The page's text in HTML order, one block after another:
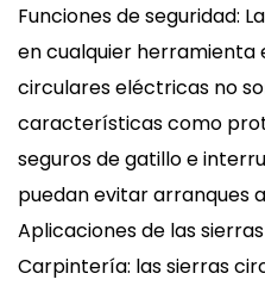
Funciones de seguridad:
en cualquier herramienta
circulares eléctricas no
características como
seguros de gatillo e
puedan evitar arranques
Aplicaciones de las
Carpintería: las sierras